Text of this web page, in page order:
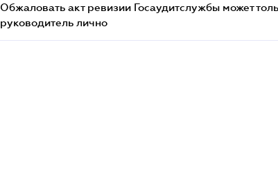
Обжаловать акт ревизии Госаудитслужбы может
руководитель лично